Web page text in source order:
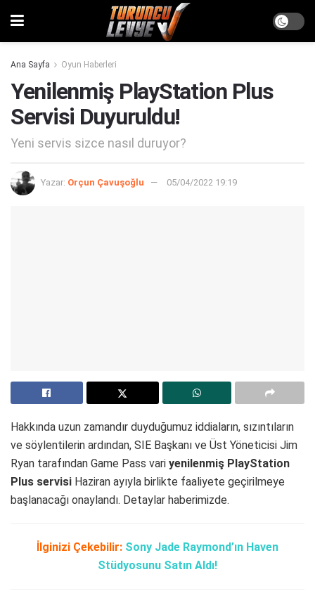
Ana Sayfa Oyun Haberleri
Yenilenmiş PlayStation Plus
Servisi Duyuruldu!
Yeni servis sizce nasıl duruyor?
Yazar: Orçun Çavuşoğlu 05/04/2022 19:19
Hakkında uzun zamandır duyduğumuz iddiaların, sızıntıların
ve söylentilerin ardından, SIE Başkanı ve Üst Yöneticisi Jim
Ryan tarafından Game Pass vari yenilenmiş PlayStation
Plus servisi Haziran ayıyla birlikte faaliyete geçirilmeye
başlanacağı onaylandı. Detaylar haberimizde.
İlginizi Çekebilir: Sony Jade Raymond’ın Haven
Stüdyosunu Satın Aldı!